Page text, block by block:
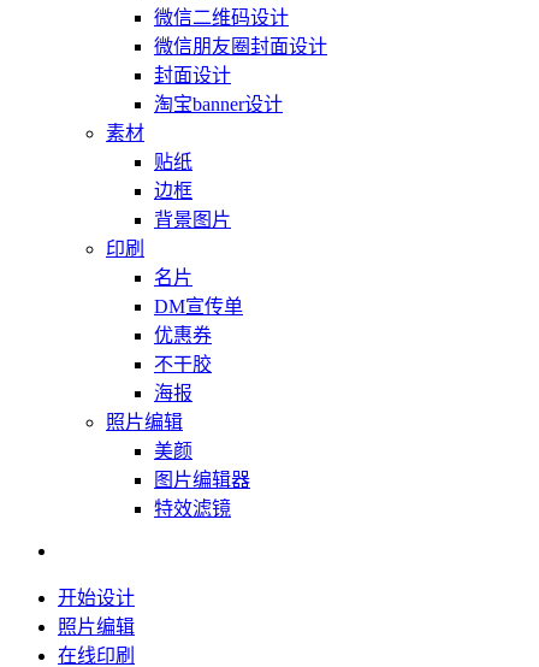
微信二维码设计
微信朋友圈封面设计
封面设计
淘宝banner设计
素材
贴纸
边框
背景图片
印刷
名片
DM宣传单
优惠券
不干胶
海报
照片编辑
美颜
图片编辑器
特效滤镜
开始设计
照片编辑
在线印刷